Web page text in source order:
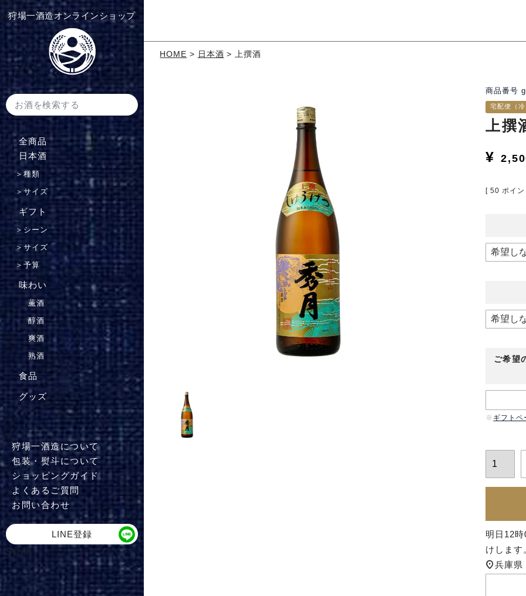
狩場一酒造オンラインショップ
全商品
⽇本酒
＞ 種類
＞ サイズ
ギフト
＞ シーン
＞サイズ
＞ 予算
味わい
薫酒
醇酒
爽酒
熟酒
食品
グッズ
狩場一酒造について
包装・熨斗について
ショッピングガイド
よくあるご質問
お問い合わせ
LINE登録
Scroll
HOME 日本酒 上撰酒
商品番号
宅配便（
上撰
¥
[ 50 ポイ
ご希望
ギフトペ
明日 12
けします
兵庫県